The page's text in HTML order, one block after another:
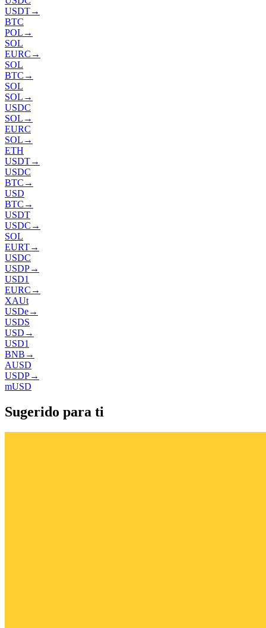
USDT→
BTC
POL →
SOL
EURC →
SOL
BTC →
SOL
SOL →
USDC
SOL →
EURC
SOL →
ETH
USDT→
USDC
BTC →
USD
BTC →
USDT
USDC →
SOL
EURT→
USDC
USDP→
USD1
EURC →
XAUt
USDe→
USDS
USD →
USD1
BNB →
AUSD
USDP→
mUSD
Sugerido para ti